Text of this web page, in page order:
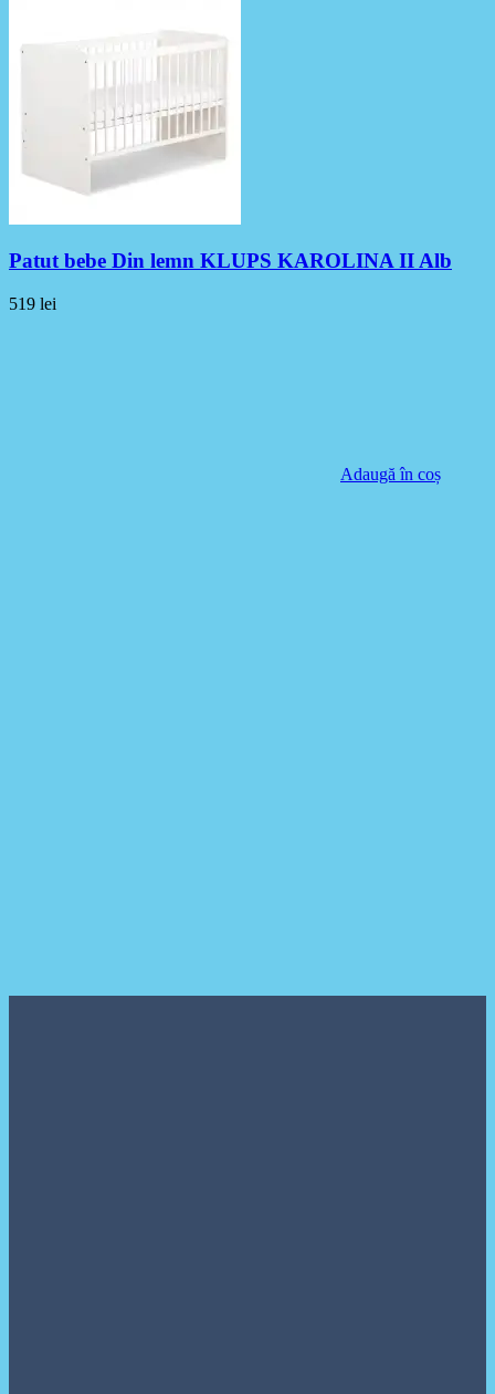
Patut bebe Din lemn KLUPS KAROLINA II Alb
519 lei
Adaugă în coș